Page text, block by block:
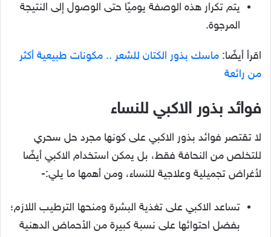
يتم تكرار هذه الوصفة يوميًا حتى الوصول إلى النتيجة
المرجوة.
اقرأ أيضًا: ماسك بذور الكتان للشعر .. مكونات طبيعية أكثر
من رائعة
فوائد بذور الاكبي للنساء
لا تقتصر فوائد بذور الاكبي على كونها مجرد حل سحري
للتخلص من النحافة فقط، بل يمكن استخدام الاكبي أيضًا
لأغراض تجميلية وعلاجية للنساء، ومن أهمها ما يلي:-
تساعد الاكبي على تغذية البشرة ومنحها الترطيب اللازم؛
بفضل احتوائها على نسبة كبيرة من الأحماض الدهنية